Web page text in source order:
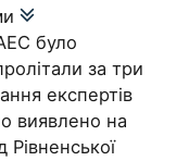
було
за три
експертів
виявлено на
Рівненської